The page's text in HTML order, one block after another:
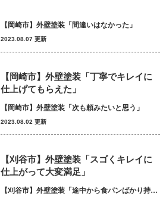
【岡崎市】外壁塗装「間違いはなかった」
2023.08.07 更新
【岡崎市】外壁塗装「丁寧でキレイに
仕上げてもらえた」
【岡崎市】外壁塗装「次も頼みたいと思う」
2023.08.02 更新
【刈谷市】外壁塗装「スゴくキレイに
仕上がって大変満足」
【刈谷市】外壁塗装「途中から食パンばかり持ってきてパン屋さんかと思いました笑」